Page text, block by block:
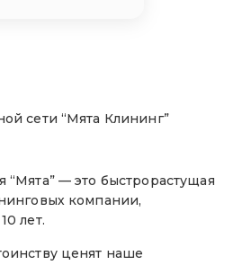
сети “Мята Клининг”
“Мята” — это быстрорастущая
компании,
лет.
ценят наше